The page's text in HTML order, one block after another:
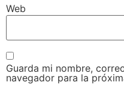
Web
Guarda mi nombre,
navegador para la